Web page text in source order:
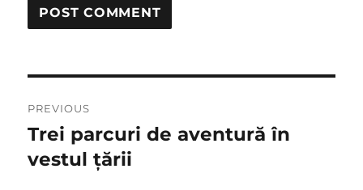
navigation
PREVIOUS
Previous
post:
Trei parcuri de aventură în
vestul țării